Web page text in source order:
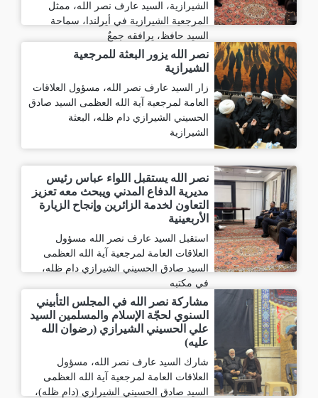
الشيرازية، السيد عارف نصر الله، ممثل
المرجعية الشيرازية في أيرلندا، سماحة
السيد حافظ، يرافقه جمعٌ
نصر الله يزور البعثة للمرجعية
الشيرازية
زار السيد عارف نصر الله، مسؤول العلاقات
العامة لمرجعية آية الله العظمى السيد صادق
الحسيني الشيرازي دام ظله، البعثة
الشيرازية
نصر الله يستقبل اللواء عباس رئيس
مديرية الدفاع المدني ويبحث معه تعزيز
التعاون لخدمة الزائرين وإنجاح الزيارة
الأربعينية
استقبل السيد عارف نصر الله مسؤول
العلاقات العامة لمرجعية آية الله العظمى
السيد صادق الحسيني الشيرازي دام ظله،
في مكتبه
مشاركة نصر الله في المجلس التأبيني
السنوي لحجّة الإسلام والمسلمين السيد
علي الحسيني الشيرازي (رضوان الله
عليه)
شارك السيد عارف نصر الله، مسؤول
العلاقات العامة لمرجعية آية الله العظمى
السيد صادق الحسيني الشيرازي (دام ظله)،